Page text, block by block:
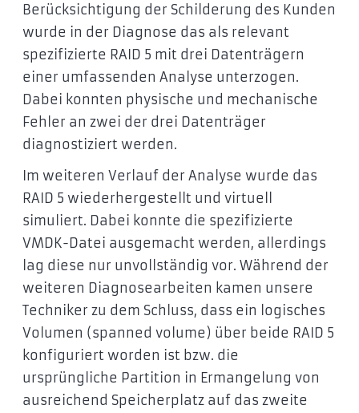
Berücksichtigung der Schilderung des Kunden
wurde in der Diagnose das als relevant
spezifizierte RAID 5 mit drei Datenträgern
einer umfassenden Analyse unterzogen.
Dabei konnten physische und mechanische
Fehler an zwei der drei Datenträger
diagnostiziert werden.
Im weiteren Verlauf der Analyse wurde das
RAID 5 wiederhergestellt und virtuell
simuliert. Dabei konnte die spezifizierte
VMDK-Datei ausgemacht werden, allerdings
lag diese nur unvollständig vor. Während der
weiteren Diagnosearbeiten kamen unsere
Techniker zu dem Schluss, dass ein logisches
Volumen (spanned volume) über beide RAID 5
konfiguriert worden ist bzw. die
ursprüngliche Partition in Ermangelung von
ausreichend Speicherplatz auf das zweite